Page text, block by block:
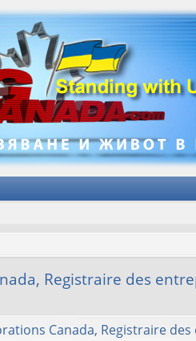
Registraire des
Canada, Registraire